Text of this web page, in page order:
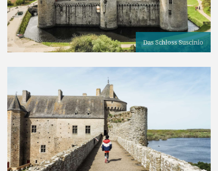
Das Schloss Suscinio